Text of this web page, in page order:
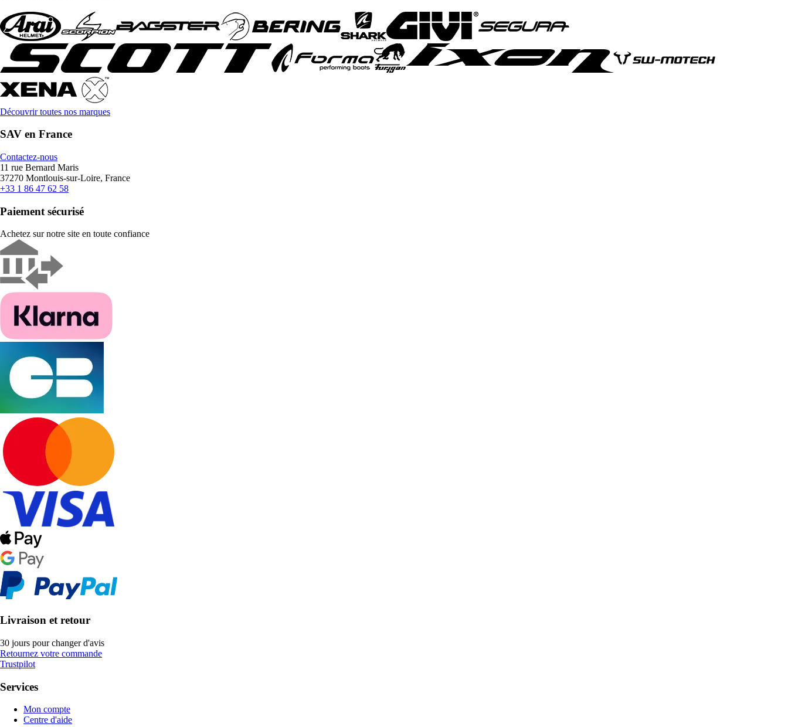
Découvrir toutes nos marques
SAV en France
Contactez-nous
11 rue Bernard Maris
37270 Montlouis-sur-Loire, France
+33 1 86 47 62 58
Paiement sécurisé
Achetez sur notre site en toute confiance
Livraison et retour
30 jours pour changer d'avis
Retournez votre commande
Trustpilot
Services
Mon compte
Centre d'aide